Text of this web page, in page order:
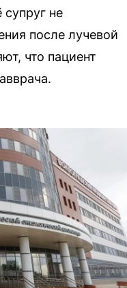
не
после лучевой
что пациент